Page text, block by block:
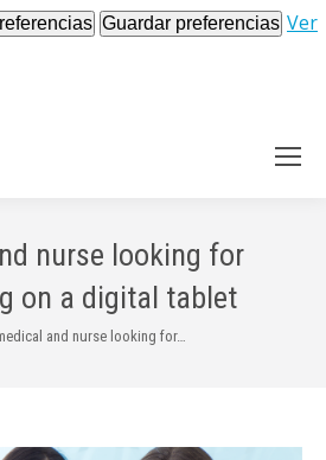
Guardar preferencias Ver
nurse looking for
on a digital tablet
and nurse looking for…